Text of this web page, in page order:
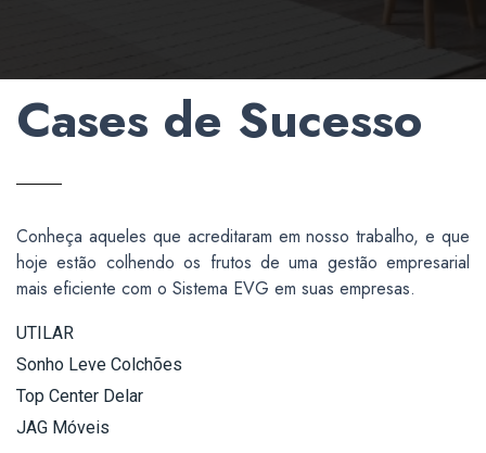
Cases de Sucesso
Conheça aqueles que acreditaram em nosso trabalho, e que
hoje estão colhendo os frutos de uma gestão empresarial
mais eficiente com o Sistema EVG em suas empresas.
UTILAR
Sonho Leve Colchões
Top Center Delar
JAG Móveis